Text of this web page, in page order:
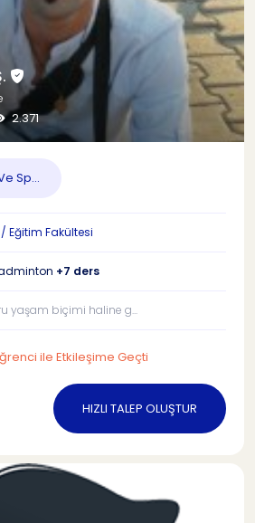
2.371
Sp...
Eğitim Fakültesi
+7 ders
yaşam biçimi haline g...
ile Etkileşime Geçti
HIZLI TALEP OLUŞTUR